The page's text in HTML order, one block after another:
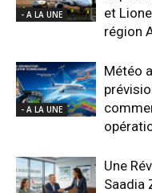
- A LA UNE
et
région
- A LA UNE
Météo
Une
Saadia